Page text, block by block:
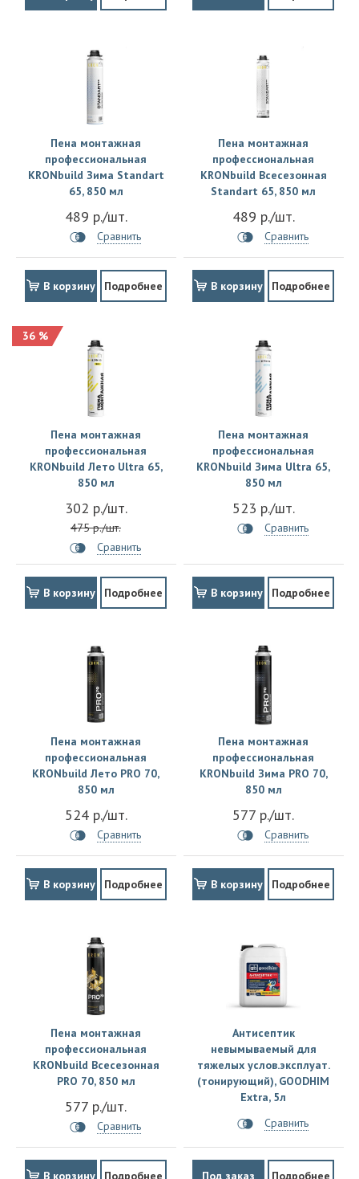
Пена монтажная
профессиональная
KRONbuild Зима Standart
65, 850 мл
489 р./шт.
Сравнить
В корзину Подробнее
Пена монтажная
профессиональная
KRONbuild Всесезонная
Standart 65, 850 мл
489 р./шт.
Сравнить
В корзину Подробнее
36 %
Пена монтажная
профессиональная
KRONbuild Лето Ultra 65,
850 мл
302 р./шт.
475 р./шт.
Сравнить
В корзину Подробнее
Пена монтажная
профессиональная
KRONbuild Зима Ultra 65,
850 мл
523 р./шт.
Сравнить
В корзину Подробнее
Пена монтажная
профессиональная
KRONbuild Лето PRO 70,
850 мл
524 р./шт.
Сравнить
В корзину Подробнее
Пена монтажная
профессиональная
KRONbuild Зима PRO 70,
850 мл
577 р./шт.
Сравнить
В корзину Подробнее
Пена монтажная
профессиональная
KRONbuild Всесезонная
PRO 70, 850 мл
577 р./шт.
Сравнить
В корзину Подробнее
Антисептик
невымываемый для
тяжелых услов.эксплуат.
(тонирующий), GOODHIM
Extra, 5л
Сравнить
Под заказ Подробнее